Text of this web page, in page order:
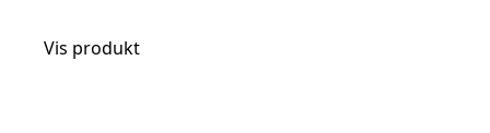
Vis produkt